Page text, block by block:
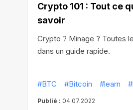
Crypto 101 : Tout ce
savoir
Crypto ? Minage ? Toutes
dans un guide rapide.
#BTC #Bitcoin #learn
Publié : 04.07.2022